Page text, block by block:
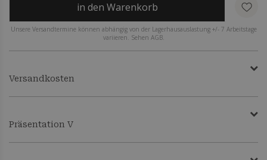
in den Warenkorb
Unsere Versandtermine können abhängig von der Lagerhausauslastung +/- 7 Arbeitstage
variieren. Sehen AGB.
Versandkosten
Präsentation V